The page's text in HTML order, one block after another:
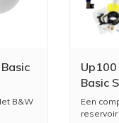
B&W
Basic
Een